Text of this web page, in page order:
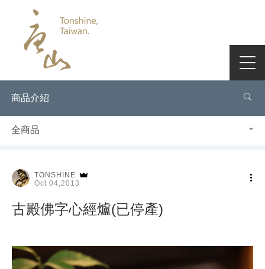
商品介紹
全商品
TONSHINE
Oct 04,2013
古殿佛字心經爐(已停產)